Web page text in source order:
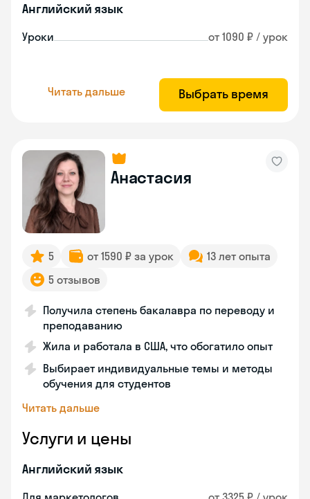
Английский язык
Уроки от 1090 ₽ / урок
Читать дальше Выбрать время
Анастасия
5 от 1590 ₽ за урок
13 лет опыта
5 отзывов
Получила степень бакалавра по переводу и
преподаванию
Жила и работала в США, что обогатило опыт
Выбирает индивидуальные темы и методы
обучения для студентов
Читать дальше
Услуги и цены
Английский язык